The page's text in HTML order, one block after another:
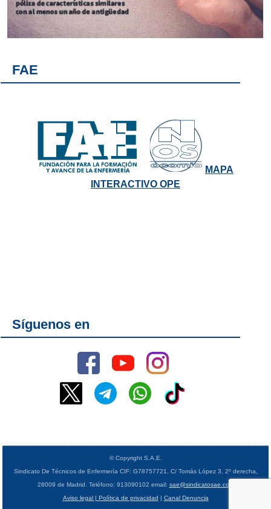
FAE
MAPA
INTERACTIVO OPE
Síguenos en
© Copyright S.A.E.
Sindicato De Técnicos de Enfermería CIF: G78757721. C/ Tomás López 3, 2º derecha,
28009 de Madrid. Teléfono: 913090102 email: sae@sindicatosae.com
Aviso legal | Política de privacidad | Canal Denuncia